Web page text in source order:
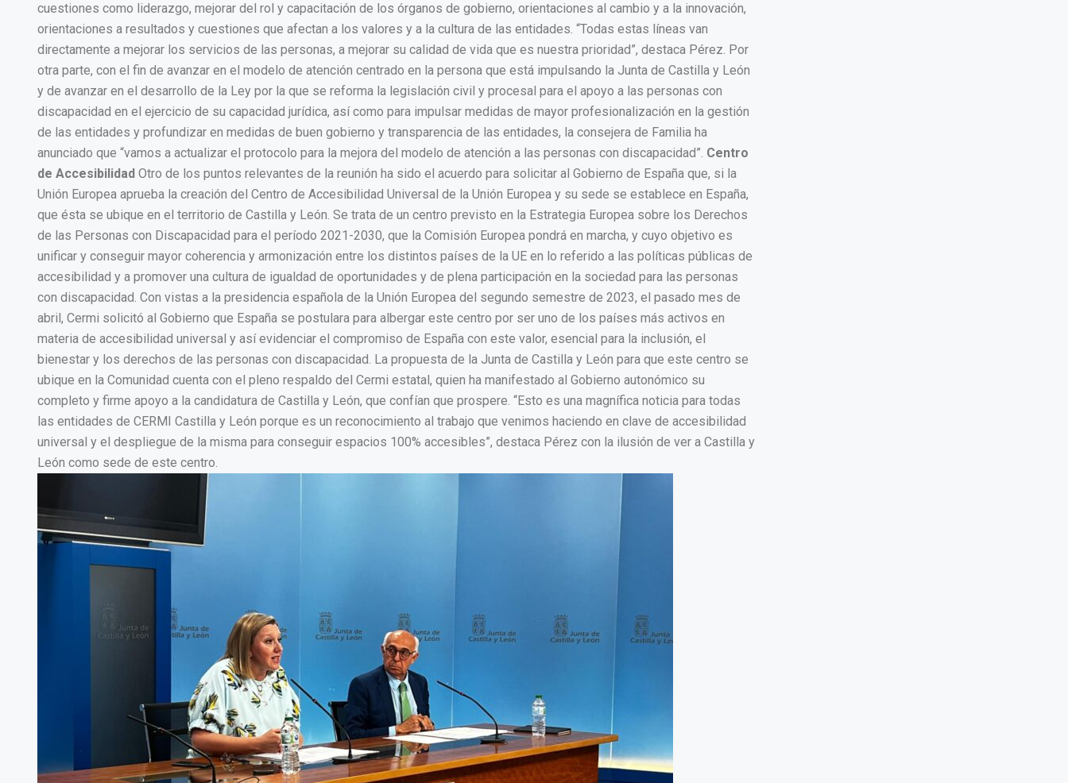
cuestiones como liderazgo, mejorar del rol y capacitación de los órganos de gobierno, orientaciones al cambio y a la innovación,
orientaciones a resultados y cuestiones que afectan a los valores y a la cultura de las entidades. “Todas estas líneas van
directamente a mejorar los servicios de las personas, a mejorar su calidad de vida que es nuestra prioridad”, destaca Pérez. Por
otra parte, con el fin de avanzar en el modelo de atención centrado en la persona que está impulsando la Junta de Castilla y León
y de avanzar en el desarrollo de la Ley por la que se reforma la legislación civil y procesal para el apoyo a las personas con
discapacidad en el ejercicio de su capacidad jurídica, así como para impulsar medidas de mayor profesionalización en la gestión
de las entidades y profundizar en medidas de buen gobierno y transparencia de las entidades, la consejera de Familia ha
anunciado que “vamos a actualizar el protocolo para la mejora del modelo de atención a las personas con discapacidad”. Centro
de Accesibilidad Otro de los puntos relevantes de la reunión ha sido el acuerdo para solicitar al Gobierno de España que, si la
Unión Europea aprueba la creación del Centro de Accesibilidad Universal de la Unión Europea y su sede se establece en España,
que ésta se ubique en el territorio de Castilla y León. Se trata de un centro previsto en la Estrategia Europea sobre los Derechos
de las Personas con Discapacidad para el período 2021-2030, que la Comisión Europea pondrá en marcha, y cuyo objetivo es
unificar y conseguir mayor coherencia y armonización entre los distintos países de la UE en lo referido a las políticas públicas de
accesibilidad y a promover una cultura de igualdad de oportunidades y de plena participación en la sociedad para las personas
con discapacidad. Con vistas a la presidencia española de la Unión Europea del segundo semestre de 2023, el pasado mes de
abril, Cermi solicitó al Gobierno que España se postulara para albergar este centro por ser uno de los países más activos en
materia de accesibilidad universal y así evidenciar el compromiso de España con este valor, esencial para la inclusión, el
bienestar y los derechos de las personas con discapacidad. La propuesta de la Junta de Castilla y León para que este centro se
ubique en la Comunidad cuenta con el pleno respaldo del Cermi estatal, quien ha manifestado al Gobierno autonómico su
completo y firme apoyo a la candidatura de Castilla y León, que confían que prospere. “Esto es una magnífica noticia para todas
las entidades de CERMI Castilla y León porque es un reconocimiento al trabajo que venimos haciendo en clave de accesibilidad
universal y el despliegue de la misma para conseguir espacios 100% accesibles”, destaca Pérez con la ilusión de ver a Castilla y
León como sede de este centro.